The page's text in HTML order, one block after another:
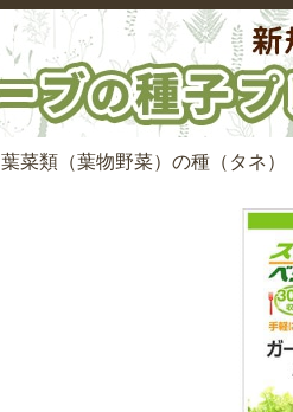
葉菜類（葉物野菜）の種（タネ）